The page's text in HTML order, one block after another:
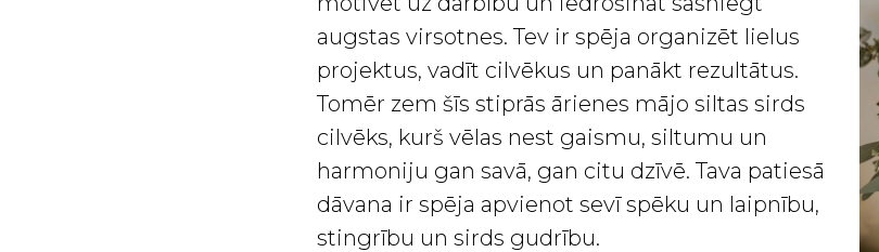
augstas virsotnes. Tev ir spēja organizēt lielus
projektus, vadīt cilvēkus un panākt rezultātus.
Tomēr zem šīs stiprās ārienes mājo siltas sirds
cilvēks, kurš vēlas nest gaismu, siltumu un
harmoniju gan savā, gan citu dzīvē. Tava patiesā
dāvana ir spēja apvienot sevī spēku un laipnību,
stingrību un sirds gudrību.